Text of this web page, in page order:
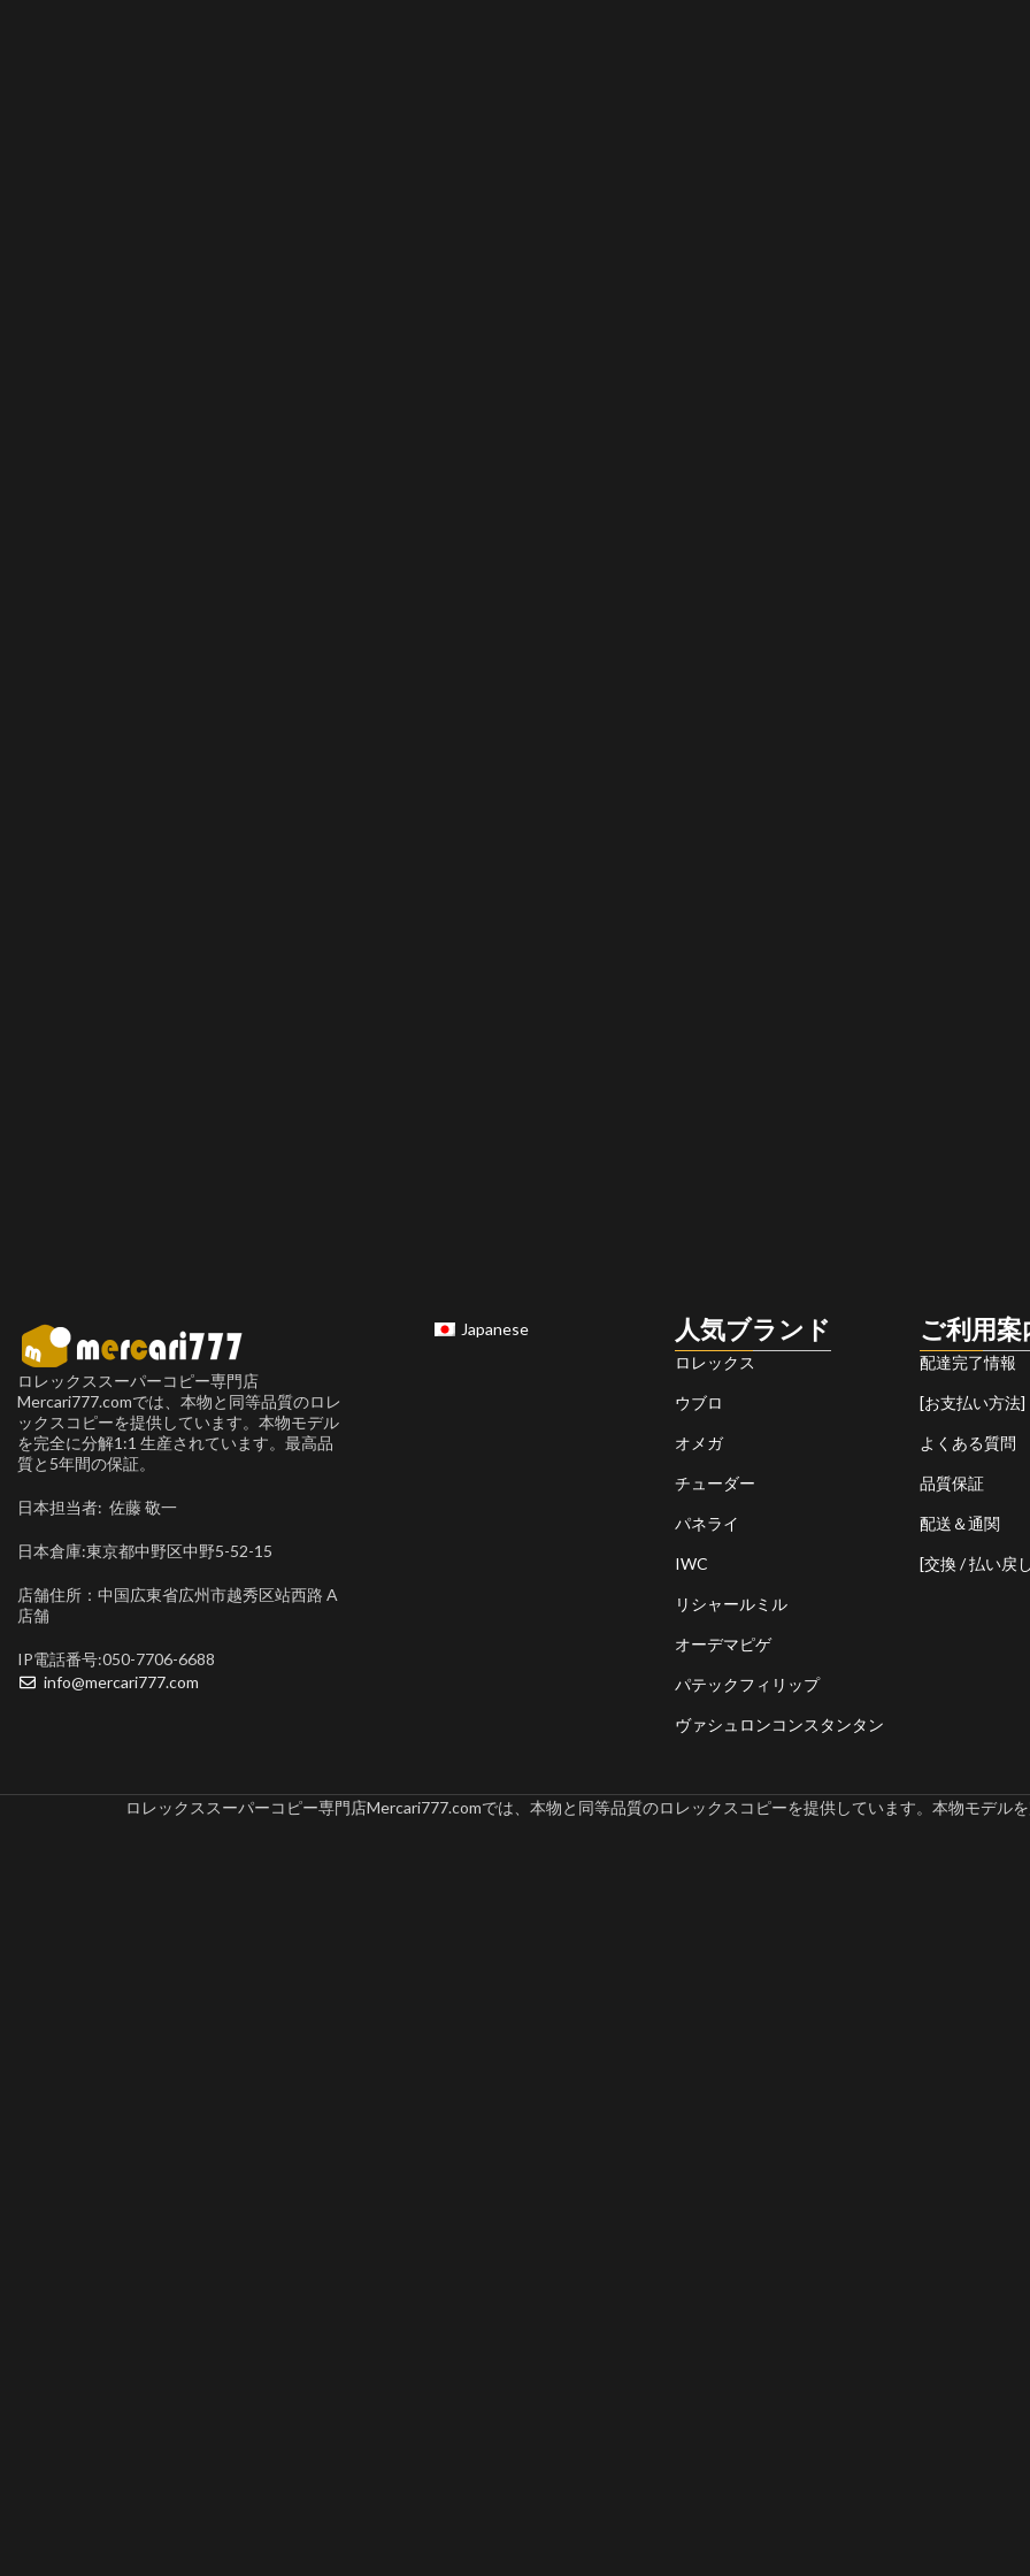
ロレックススーパーコピー専門店
Mercari777.comでは、本物と同等品質のロレ
ックスコピーを提供しています。本物モデル
を完全に分解1:1 生産されています。最高品
質と5年間の保証。
日本担当者: 佐藤 敬一
日本倉庫:東京都中野区中野5-52-15
店舗住所：中国広東省広州市越秀区站西路 A
店舗
IP電話番号:050-7706-6688
info@mercari777.com
Japanese 人気ブランド
ロレックス
ウブロ
オメガ
チューダー
パネライ
IWC
リシャールミル
オーデマピゲ
パテックフィリップ
ヴァシュロンコンスタンタン
ご利用案
配達完了情報
[お支払い方法]
よくある質問
品質保証
配送＆通関
[交換 / 払い戻
ロレックススーパーコピー専門店Mercari777.comでは、本物と同等品質のロレックスコピーを提供しています。本物モデル